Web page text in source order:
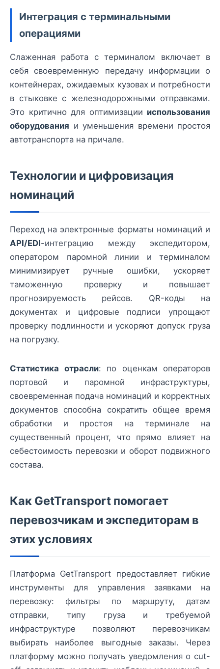
Интеграция с терминальными
операциями
Слаженная работа с терминалом включает в
себя своевременную передачу информации о
контейнерах, ожидаемых кузовах и потребности
в стыковке с железнодорожными отправками.
Это критично для оптимизации использования
оборудования и уменьшения времени простоя
автотранспорта на причале.
Технологии и цифровизация
номинаций
Переход на электронные форматы номинаций и
API/EDI-интеграцию между экспедитором,
оператором паромной линии и терминалом
минимизирует ручные ошибки, ускоряет
таможенную проверку и повышает
прогнозируемость рейсов. QR-коды на
документах и цифровые подписи упрощают
проверку подлинности и ускоряют допуск груза
на погрузку.
Статистика отрасли: по оценкам операторов
портовой и паромной инфраструктуры,
своевременная подача номинаций и корректных
документов способна сократить общее время
обработки и простоя на терминале на
существенный процент, что прямо влияет на
себестоимость перевозки и оборот подвижного
состава.
Как GetTransport помогает
перевозчикам и экспедиторам в
этих условиях
Платформа GetTransport предоставляет гибкие
инструменты для управления заявками на
перевозку: фильтры по маршруту, датам
отправки, типу груза и требуемой
инфраструктуре позволяют перевозчикам
выбирать наиболее выгодные заказы. Через
платформу можно получать уведомления о cut-